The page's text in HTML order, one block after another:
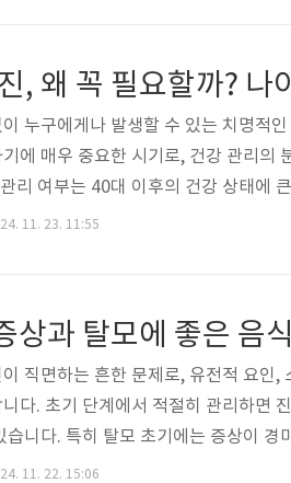
는 상태입니다. 흔히 알레르기를 ..
누구에게나 발생할 수 있는 치명적
에 매우 중요한 시기로, 건강 관리의
리 여부는 40대 이후의 건강 상태에
있으므로, 정기적인 검진은 필수적입
이 이에 해당합니다..
11. 23. 11:55
상과 탈모에 좋은 음
직면하는 흔한 문제로, 유전적 요인,
다. 초기 단계에서 적절히 관리하면
습니다. 특히 탈모 초기에는 증상이 경
는 탈모 초기 증상을 알아보고, 이를 예
11. 22. 15:06